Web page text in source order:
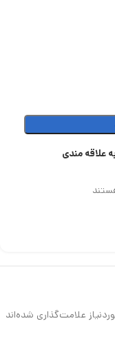
علاقه مندی
علامت‌گذاری شده‌اند